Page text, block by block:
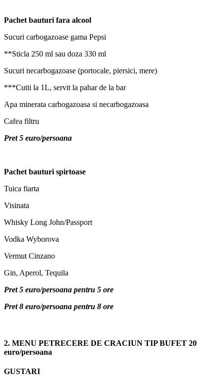
Pachet bauturi fara alcool
Sucuri carbogazoase gama Pepsi
**Sticla 250 ml sau doza 330 ml
Sucuri necarbogazoase (portocale, piersici, mere)
***Cutii la 1L, servit la pahar de la bar
Apa minerata carbogazoasa si necarbogazoasa
Cafea filtru
Pret 5 euro/persoana
Pachet bauturi spirtoase
Tuica fiarta
Visinata
Whisky Long John/Passport
Vodka Wyborova
Vermut Cinzano
Gin, Aperol, Tequila
Pret 5 euro/persoana pentru 5 ore
Pret 8 euro/persoana pentru 8 ore
2. MENU PETRECERE DE CRACIUN TIP BUFET 20
euro/persoana
GUSTARI